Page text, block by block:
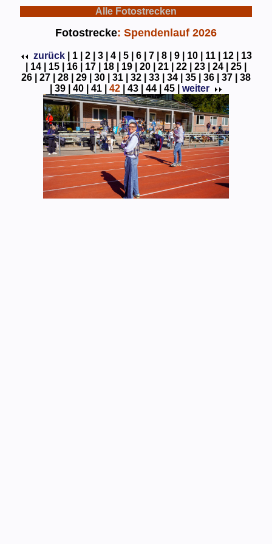
Alle Fotostrecken
Fotostrecke: Spendenlauf 2026
zurück 1 | 2 | 3 | 4 | 5 | 6 | 7 | 8 | 9 | 10 | 11 | 12 |
13
14 | 15 | 16 | 17 | 18 | 19 | 20 | 21 | 22 | 23 | 24 |
25 |
26 |
27 | 28 | 29 | 30 | 31 | 32 | 33 | 34 | 35 | 36 | 37 |
38
39 | 40 | 41 | 42 43 | 44 | 45 | weiter